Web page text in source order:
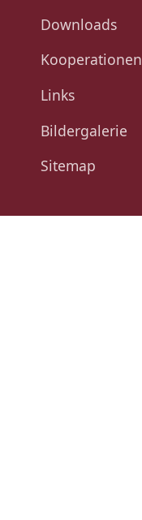
Downloads
Kooperationen
Links
Bildergalerie
Sitemap